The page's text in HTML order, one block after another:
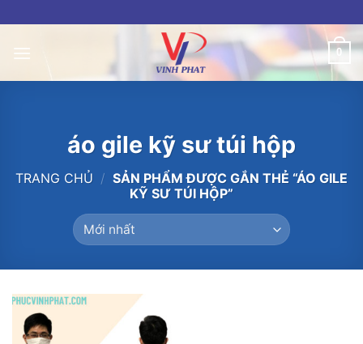
to
content
0
áo gile kỹ sư túi hộp
TRANG CHỦ / SẢN PHẨM ĐƯỢC GẮN THẺ “ÁO GILE
KỸ SƯ TÚI HỘP”